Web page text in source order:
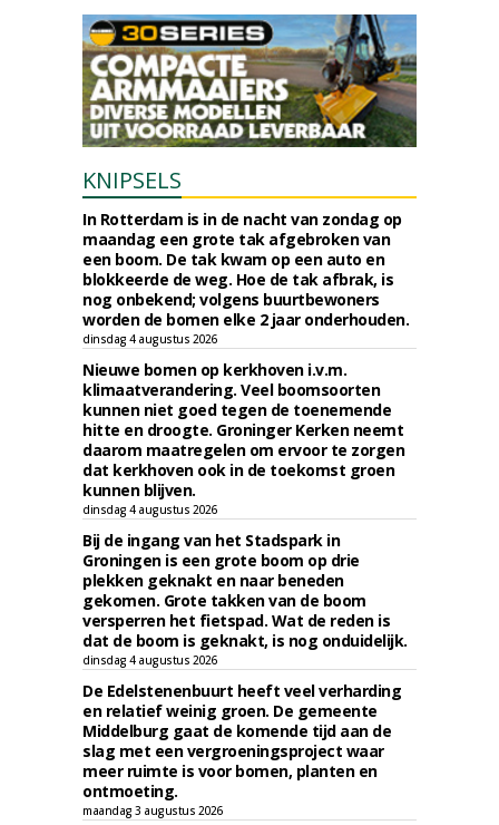
KNIPSELS
In Rotterdam is in de nacht van zondag op
maandag een grote tak afgebroken van
een boom. De tak kwam op een auto en
blokkeerde de weg. Hoe de tak afbrak, is
nog onbekend; volgens buurtbewoners
worden de bomen elke 2 jaar onderhouden.
dinsdag 4 augustus 2026
Nieuwe bomen op kerkhoven i.v.m.
klimaatverandering. Veel boomsoorten
kunnen niet goed tegen de toenemende
hitte en droogte. Groninger Kerken neemt
daarom maatregelen om ervoor te zorgen
dat kerkhoven ook in de toekomst groen
kunnen blijven.
dinsdag 4 augustus 2026
Bij de ingang van het Stadspark in
Groningen is een grote boom op drie
plekken geknakt en naar beneden
gekomen. Grote takken van de boom
versperren het fietspad. Wat de reden is
dat de boom is geknakt, is nog onduidelijk.
dinsdag 4 augustus 2026
De Edelstenenbuurt heeft veel verharding
en relatief weinig groen. De gemeente
Middelburg gaat de komende tijd aan de
slag met een vergroeningsproject waar
meer ruimte is voor bomen, planten en
ontmoeting.
maandag 3 augustus 2026